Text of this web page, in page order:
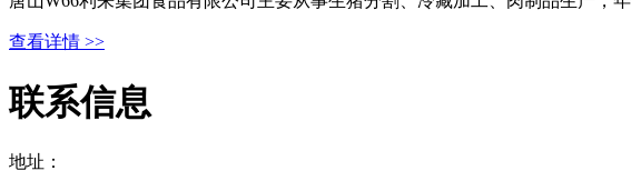
查看详情 >>
联系信息
地址：